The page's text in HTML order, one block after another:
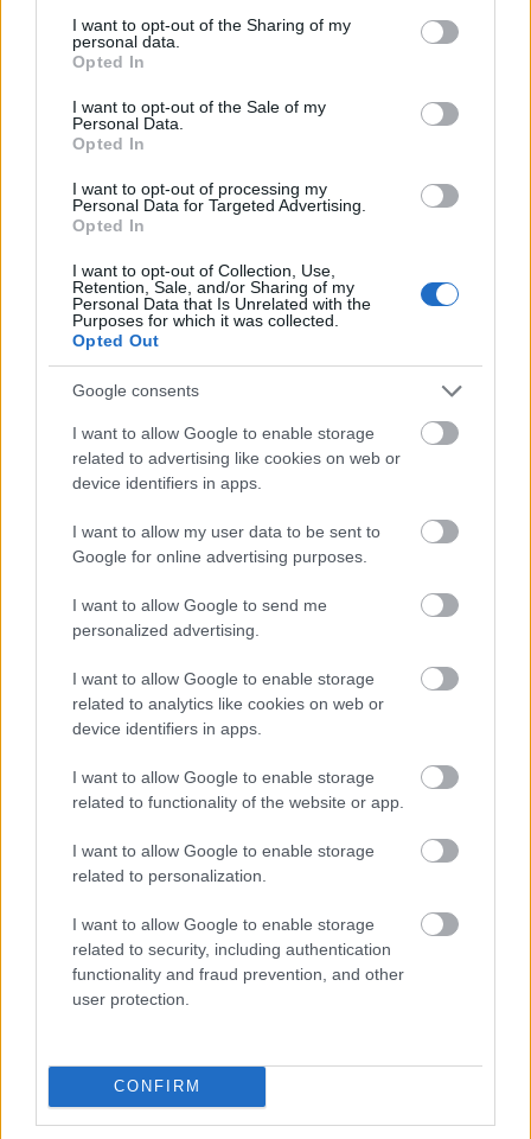
not limited to your visit or usage behaviour. You may click to
grant or deny consent to Google and its third-party tags to
use your data for below specified purposes in below Google
consent section.
I want to opt-out of the Sharing of my
personal data.
Opted In
I want to opt-out of the Sale of my
Personal Data.
Opted In
I want to opt-out of processing my
Personal Data for Targeted Advertising.
Opted In
I want to opt-out of Collection, Use,
Retention, Sale, and/or Sharing of my
Personal Data that Is Unrelated with the
Purposes for which it was collected.
Opted Out
Google consents
I want to allow Google to enable storage
related to advertising like cookies on web or
device identifiers in apps.
I want to allow my user data to be sent to
Google for online advertising purposes.
I want to allow Google to send me
personalized advertising.
I want to allow Google to enable storage
related to analytics like cookies on web or
device identifiers in apps.
I want to allow Google to enable storage
related to functionality of the website or app.
I want to allow Google to enable storage
related to personalization.
I want to allow Google to enable storage
related to security, including authentication
functionality and fraud prevention, and other
user protection.
CONFIRM
AJÁNLJUK MÉG
Nagy igazolás - Sokszoros bajnok érkezik a
Fehérvárhoz
Miért kulcsfontosságú a korszerű légtechnika az
egészségügyi intézményekben?